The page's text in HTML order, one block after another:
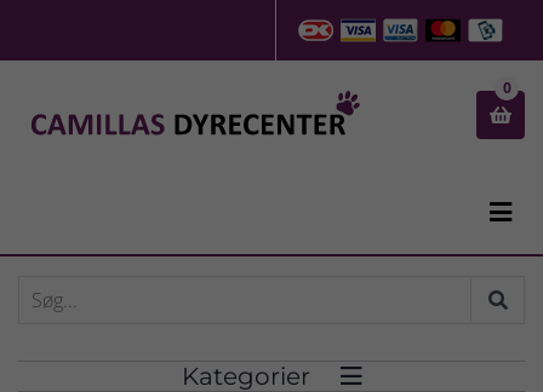

0

Kategorier 